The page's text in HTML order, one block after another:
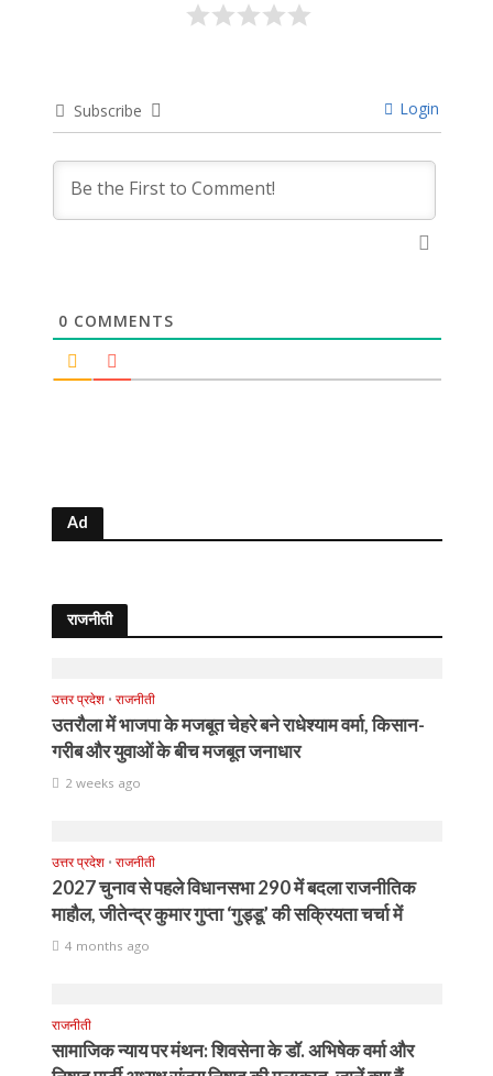
Subscribe Login
0 COMMENTS
Ad
राजनीती
उत्तर प्रदेश • राजनीती
उतरौला में भाजपा के मजबूत चेहरे बने राधेश्याम वर्मा, किसान-
गरीब और युवाओं के बीच मजबूत जनाधार
2 weeks ago
उत्तर प्रदेश • राजनीती
2027 चुनाव से पहले विधानसभा 290 में बदला राजनीतिक
माहौल, जीतेन्द्र कुमार गुप्ता ‘गुड्डू’ की सक्रियता चर्चा में
4 months ago
राजनीती
सामाजिक न्याय पर मंथन: शिवसेना के डॉ. अभिषेक वर्मा और